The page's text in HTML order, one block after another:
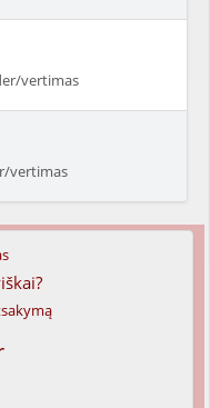
vertimas
vertimas